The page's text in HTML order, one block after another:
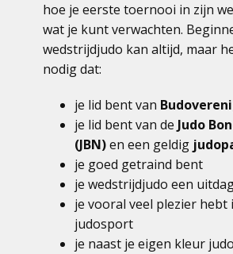
hoe je eerste toernooi in zijn
wat je kunt verwachten.
wedstrijdjudo kan altijd, maar
nodig dat:
je lid bent van
je lid bent van de Judo
(JBN)en een geldig
je goed getraind bent
je wedstrijdjudo een
je vooral veel plezier hebt
judosport
je naast je eigen kleur